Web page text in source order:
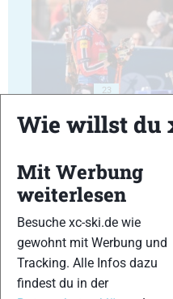
23
Wie willst du
Mit Werbung
weiterlesen
Besuche xc-ski.de wie
gewohnt mit Werbung und
Tracking. Alle Infos dazu
findest du in der